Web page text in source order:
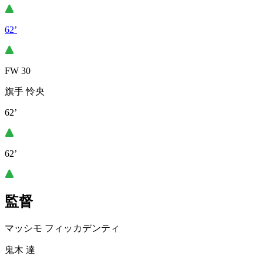
62’
FW 30
旗手 怜央
62’
62’
監督
マッシモ フィッカデンティ
鬼木 達